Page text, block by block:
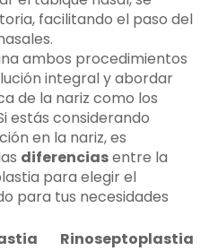
facilitando el paso del
ambos procedimientos
integral y abordar
de la nariz como los
estás considerando
en la nariz, es
diferenciasentre la
para elegir el
para tus necesidades
Rinoseptoplastia